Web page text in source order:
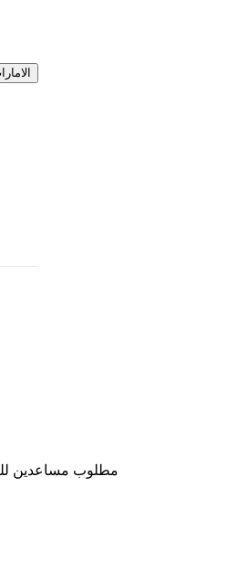
مطلوب مساعدين للعمل في موقع فلل